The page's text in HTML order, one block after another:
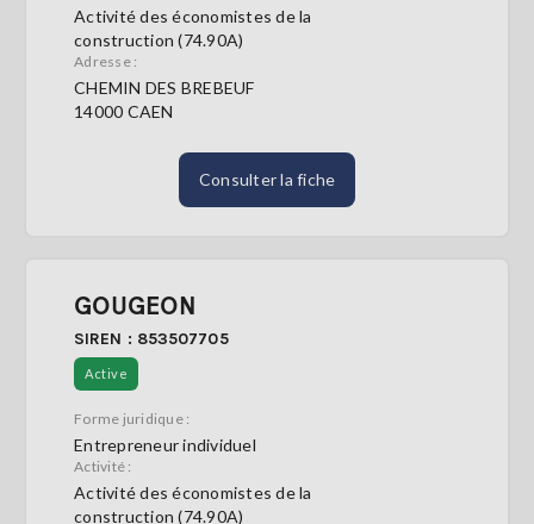
Activité des économistes de la
construction (74.90A)
Adresse :
CHEMIN DES BREBEUF
14000 CAEN
Consulter la fiche
GOUGEON
SIREN : 853507705
Active
Forme juridique :
Entrepreneur individuel
Activité :
Activité des économistes de la
construction (74.90A)